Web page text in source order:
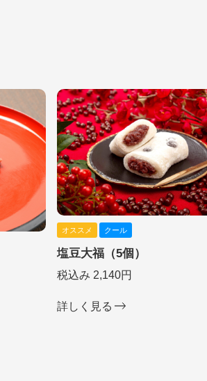
オススメ クール
塩豆大福（5個）
税込み 2,140円
詳しく見る